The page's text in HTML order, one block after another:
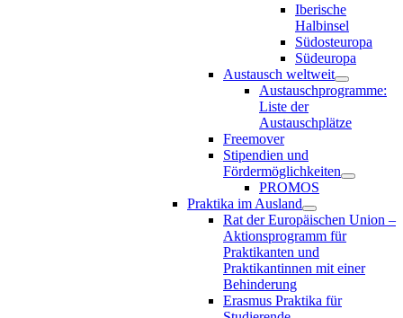
Iberische
Halbinsel
Südosteuropa
Südeuropa
Austausch weltweit
Austauschprogramme:
Liste der
Austauschplätze
Freemover
Stipendien und
Fördermöglichkeiten
PROMOS
Praktika im Ausland
Rat der Europäischen Union –
Aktionsprogramm für
Praktikanten und
Praktikantinnen mit einer
Behinderung
Erasmus Praktika für